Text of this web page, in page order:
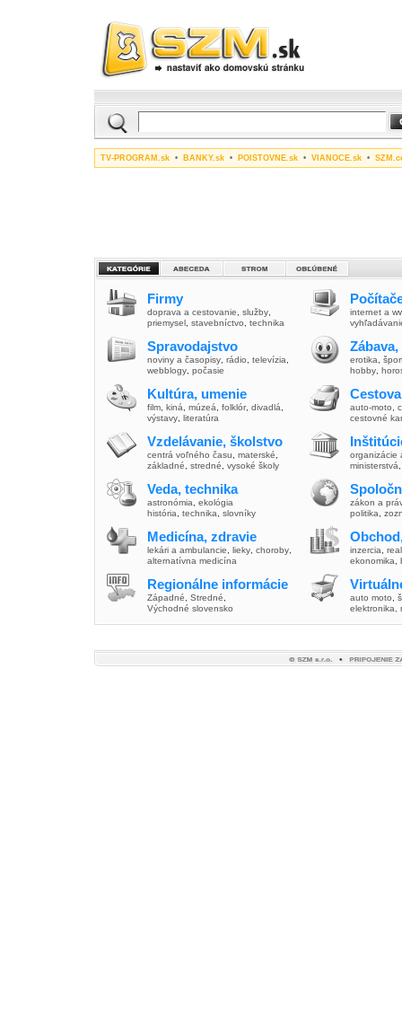
TV-PROGRAM.sk • BANKY.sk • POISTOVNE.sk • VIANOCE.sk •
Firmy
doprava a cestovanie služby
priemysel stavebníctvo technika
Spravodajstvo
noviny a časopisy rádio televízia
webblogy počasie
Kultúra, umenie
film kiná múzeá folklór, divadlá
výstavy literatúra
Vzdelávanie, školstvo
centrá voľného času materské
základné
stredné vysoké školy
Veda, technika
astronómia
ekológia
história
technika slovníky
Medicína, zdravie
lekári a ambulancie lieky choroby
alternatívna medicína
Regionálne informácie
Západné Stredné
Východné slovensko
internet a
erotika
hobby
auto-moto
cestovné
organizácie
ministerstvá
zákon a
politika
inzercia
ekonomika
auto moto
elektronika,